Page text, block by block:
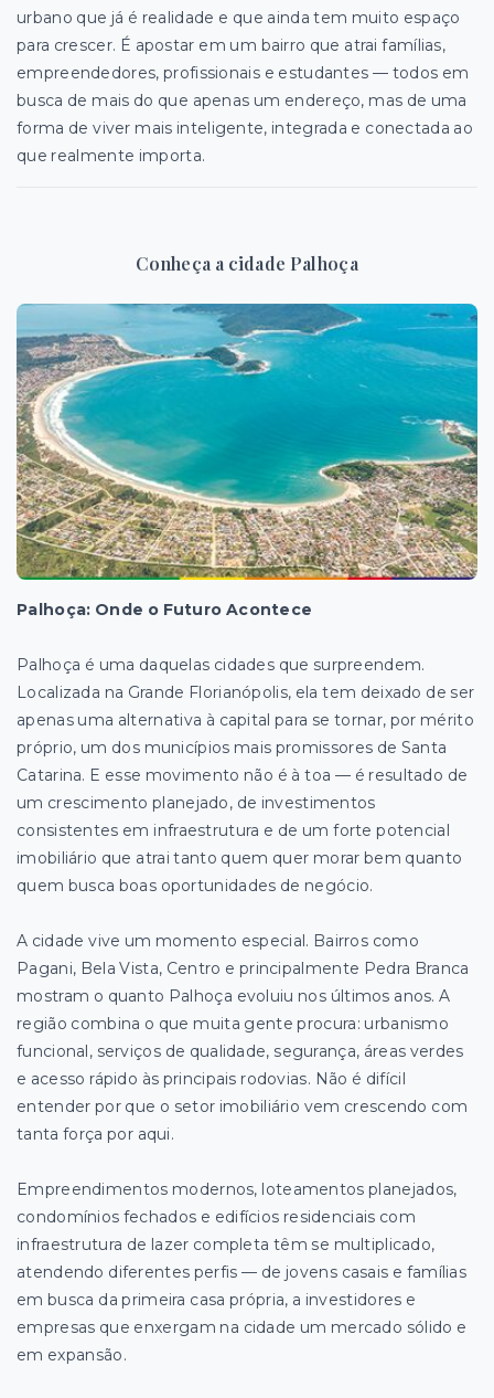
urbano que já é realidade e que ainda tem muito espaço
para crescer. É apostar em um bairro que atrai famílias,
empreendedores, profissionais e estudantes — todos em
busca de mais do que apenas um endereço, mas de uma
forma de viver mais inteligente, integrada e conectada ao
que realmente importa.
Conheça a cidade Palhoça
Palhoça: Onde o Futuro Acontece
Palhoça é uma daquelas cidades que surpreendem.
Localizada na Grande Florianópolis, ela tem deixado de ser
apenas uma alternativa à capital para se tornar, por mérito
próprio, um dos municípios mais promissores de Santa
Catarina. E esse movimento não é à toa — é resultado de
um crescimento planejado, de investimentos
consistentes em infraestrutura e de um forte potencial
imobiliário que atrai tanto quem quer morar bem quanto
quem busca boas oportunidades de negócio.
A cidade vive um momento especial. Bairros como
Pagani, Bela Vista, Centro e principalmente Pedra Branca
mostram o quanto Palhoça evoluiu nos últimos anos. A
região combina o que muita gente procura: urbanismo
funcional, serviços de qualidade, segurança, áreas verdes
e acesso rápido às principais rodovias. Não é difícil
entender por que o setor imobiliário vem crescendo com
tanta força por aqui.
Empreendimentos modernos, loteamentos planejados,
condomínios fechados e edifícios residenciais com
infraestrutura de lazer completa têm se multiplicado,
atendendo diferentes perfis — de jovens casais e famílias
em busca da primeira casa própria, a investidores e
empresas que enxergam na cidade um mercado sólido e
em expansão.